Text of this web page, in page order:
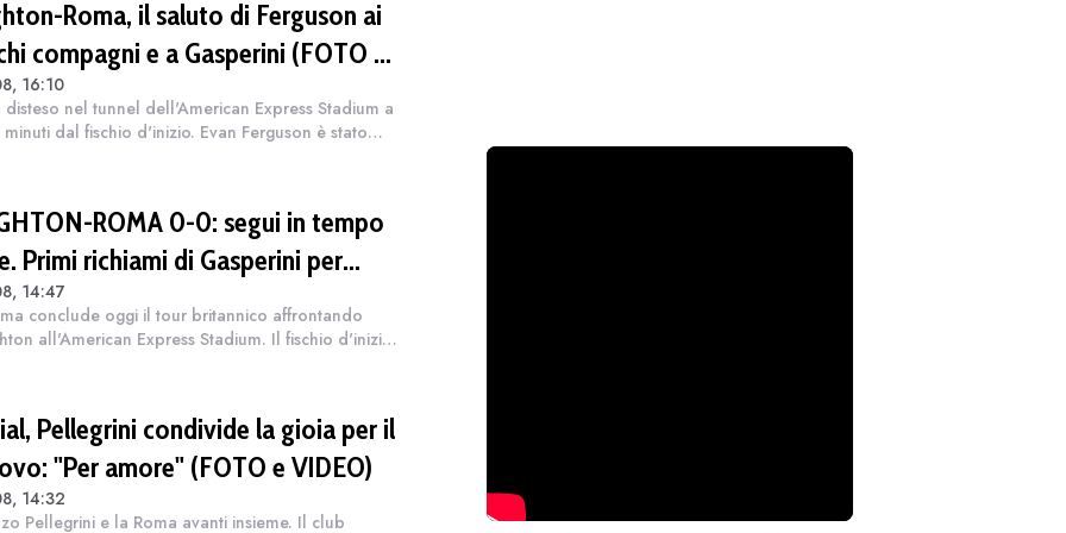
Roma, il saluto di Ferguson ai
compagni e a Gasperini (FOTO e
16:10
disteso nel tunnel dell'American Express Stadium a
dal fischio d'inizio. Evan Ferguson è stato
ROMA 0-0: segui in tempo
Primi richiami di Gasperini per
non convincente (FOTO e
14:47
conclude oggi il tour britannico affrontando
all'American Express Stadium. Il fischio d'inizio
Pellegrini condivide la gioia per il
"Per amore" (FOTO e VIDEO)
14:32
Pellegrini e la Roma avanti insieme. Il club